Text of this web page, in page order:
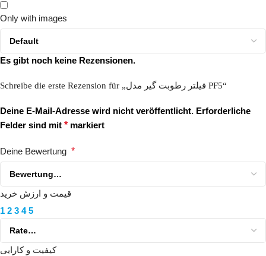
Only with images
Es gibt noch keine Rezensionen.
Schreibe die erste Rezension für „فیلتر رطوبت گیر مدل PF5“
Deine E-Mail-Adresse wird nicht veröffentlicht. Erforderliche
Felder sind mit * markiert
Deine Bewertung *
قیمت و ارزش خرید
1 2 3 4 5
کیفیت و کارایی